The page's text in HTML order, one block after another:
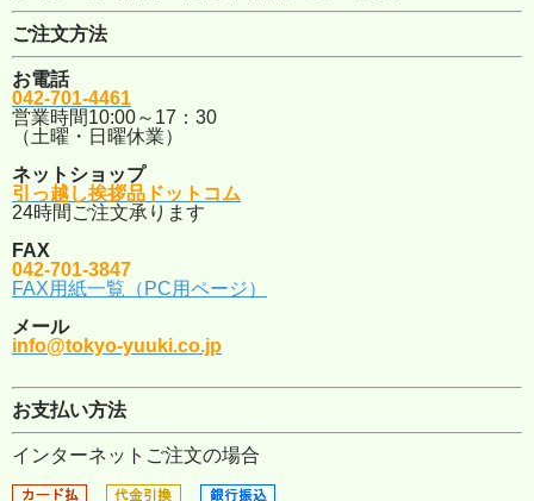
ご注文方法
お電話
042-701-4461
営業時間10:00～17：30
（土曜・日曜休業）
ネットショップ
引っ越し挨拶品ドットコム
24時間ご注文承ります
FAX
042-701-3847
FAX用紙一覧（PC用ページ）
メール
info@tokyo-yuuki.co.jp
お支払い方法
インターネットご注文の場合